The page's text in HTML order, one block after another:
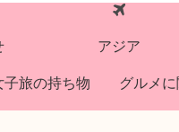
アジア
子旅の持ち物 グルメ